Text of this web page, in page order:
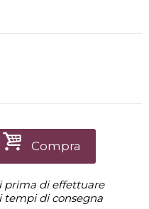
Compra
prima di effettuare
tempi di consegna